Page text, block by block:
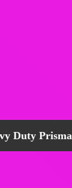
Duty Prisma